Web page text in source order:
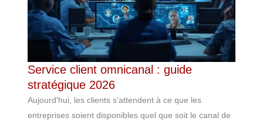
Service client omnicanal : guide
stratégique 2026
Aujourd'hui, les clients s'attendent à ce que les
entreprises soient disponibles quel que soit le canal de